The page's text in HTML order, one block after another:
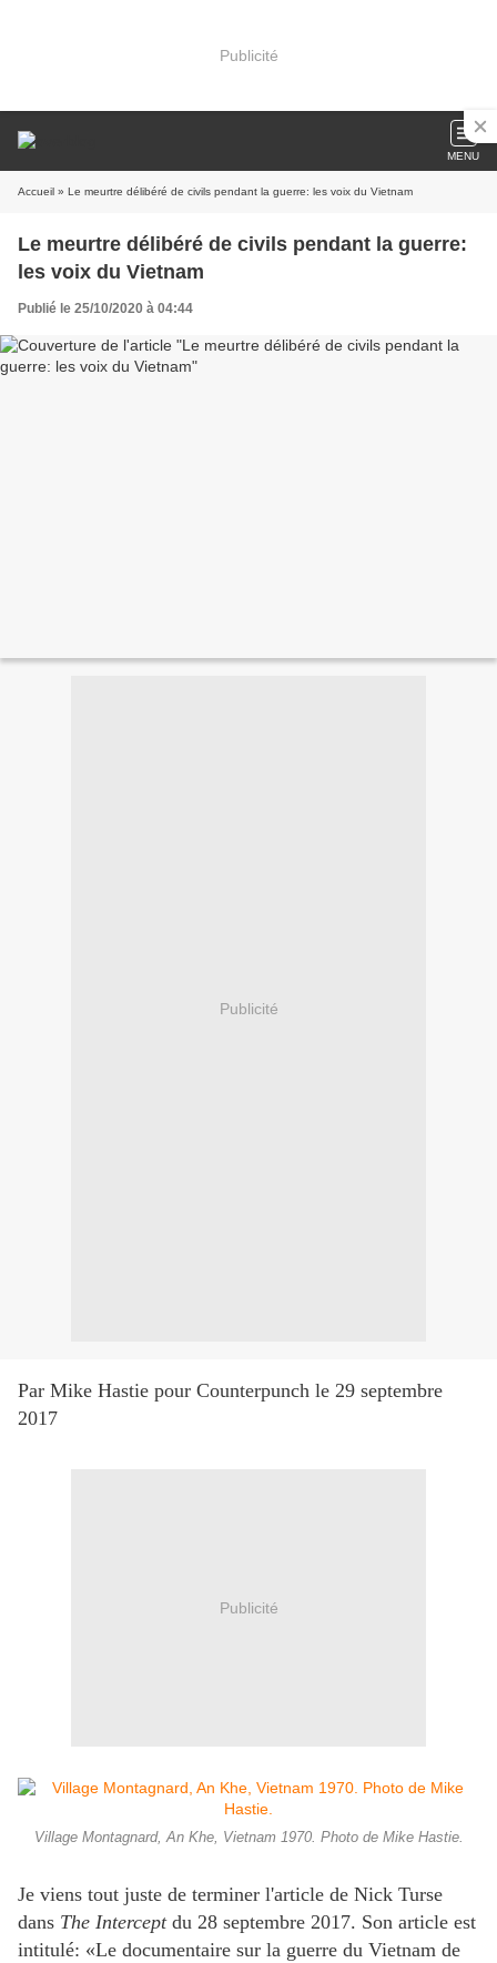
Publicité
MENU
Accueil » Le meurtre délibéré de civils pendant la guerre: les voix du Vietnam
Le meurtre délibéré de civils pendant la guerre:
les voix du Vietnam
Publié le 25/10/2020 à 04:44
Publicité
Par Mike Hastie pour Counterpunch le 29 septembre
2017
Publicité
Village Montagnard, An Khe, Vietnam 1970. Photo de Mike Hastie.
Je viens tout juste de terminer l'article de Nick Turse
dans The Interceptdu 28 septembre 2017. Son article est
intitulé: «Le documentaire sur la guerre du Vietnam de